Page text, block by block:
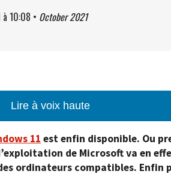
à 10:08 • October 2021
Lire à voix haute
11 est enfin disponible. Ou
de Microsoft va en
ordinateurs compatibles. Enfin